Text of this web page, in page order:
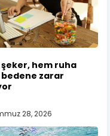
şeker, hem ruha
zarar
28, 2026